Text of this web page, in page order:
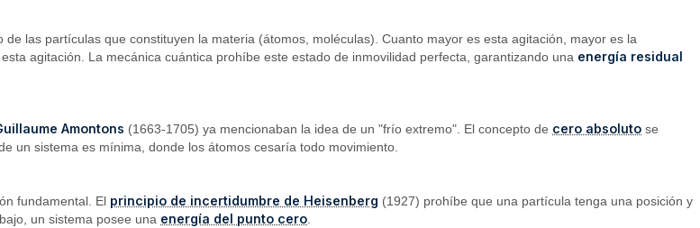
de las partículas que constituyen la materia (átomos, moléculas). Cuanto mayor es esta agitación, mayor es la
agitación. La mecánica cuántica prohíbe este estado de inmovilidad perfecta, garantizando una energía residual
Amontons (1663-1705) ya mencionaban la idea de un "frío extremo". El concepto de cero absoluto se
un sistema es mínima, donde los átomos cesaría todo movimiento.
fundamental. El principio de incertidumbre de Heisenberg (1927) prohíbe que una partícula tenga una posición y
un sistema posee una energía del punto cero